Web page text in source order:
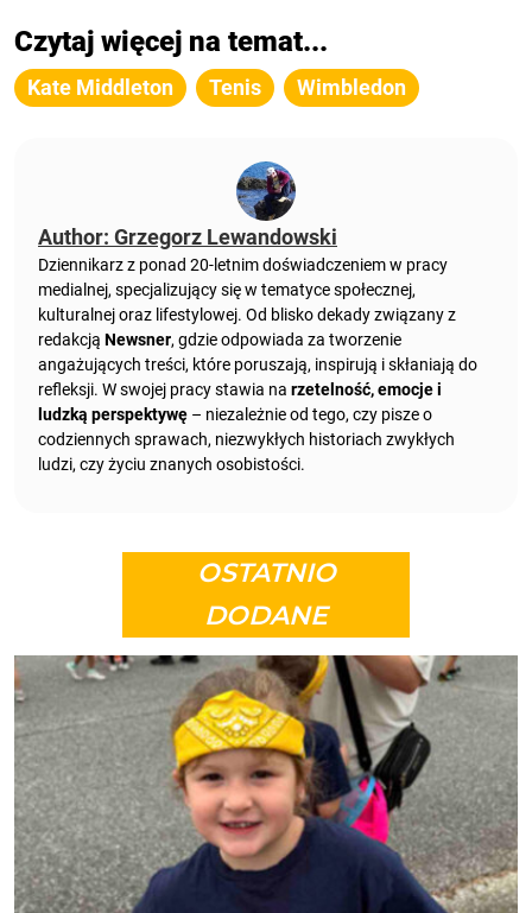
Czytaj więcej na temat...
Kate Middleton Tenis Wimbledon
Author: Grzegorz Lewandowski
Dziennikarz z ponad 20-letnim doświadczeniem w pracy
medialnej, specjalizujący się w tematyce społecznej,
kulturalnej oraz lifestylowej. Od blisko dekady związany z
redakcją Newsner, gdzie odpowiada za tworzenie
angażujących treści, które poruszają, inspirują i skłaniają do
refleksji. W swojej pracy stawia na rzetelność, emocje i
ludzką perspektywę – niezależnie od tego, czy pisze o
codziennych sprawach, niezwykłych historiach zwykłych
ludzi, czy życiu znanych osobistości.
OSTATNIO
DODANE